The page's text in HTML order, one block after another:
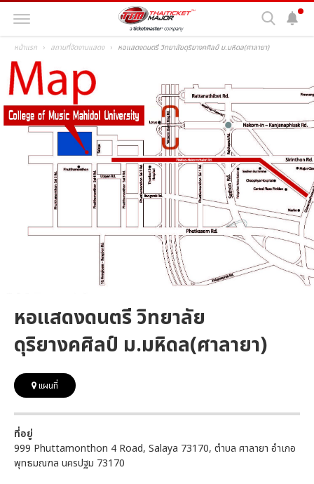
หน้าแรก สถานที่จัดงานแสดง หอแสดงดนตรี วิทยาลัยดุริยางคศิลป์ ม.มหิดล(ศาลายา)
หอแสดงดนตรี วิทยาลัย
ดุริยางคศิลป์ ม.มหิดล(ศาลายา)
แผนที่
ที่อยู่
999 Phuttamonthon 4 Road, Salaya 73170, ตำบล ศาลายา อำเภอ
พุทธมณฑล นครปฐม 73170